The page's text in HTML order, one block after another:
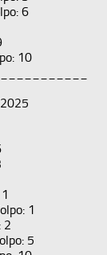
6
10
1
2
5